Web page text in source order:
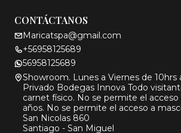
CONTÁCTANOS
Maricatspa@gmail.com
+56958125689
56958125689
Showroom. Lunes a Viernes de 10hrs
Privado Bodegas Innova Todo
carnet físico. No se permite el
años. No se permite el acceso a
San Nicolas 860
Santiago - San Miguel